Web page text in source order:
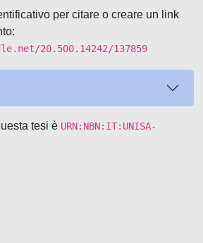
per citare o creare un link
20.500.14242/137859
tesi è URN:NBN:IT:UNISA-